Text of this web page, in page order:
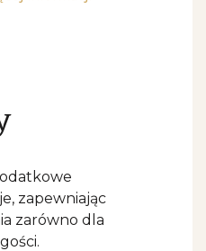
zapewniając
zarówno dla